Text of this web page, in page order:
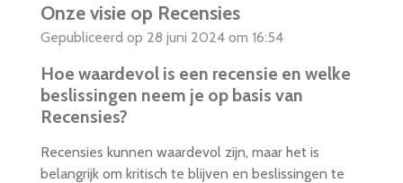
Onze visie op Recensies
Gepubliceerd op 28 juni 2024 om 16:54
Hoe waardevol is een recensie en welke
beslissingen neem je op basis van
Recensies?
Recensies kunnen waardevol zijn, maar het is
belangrijk om kritisch te blijven en beslissingen te